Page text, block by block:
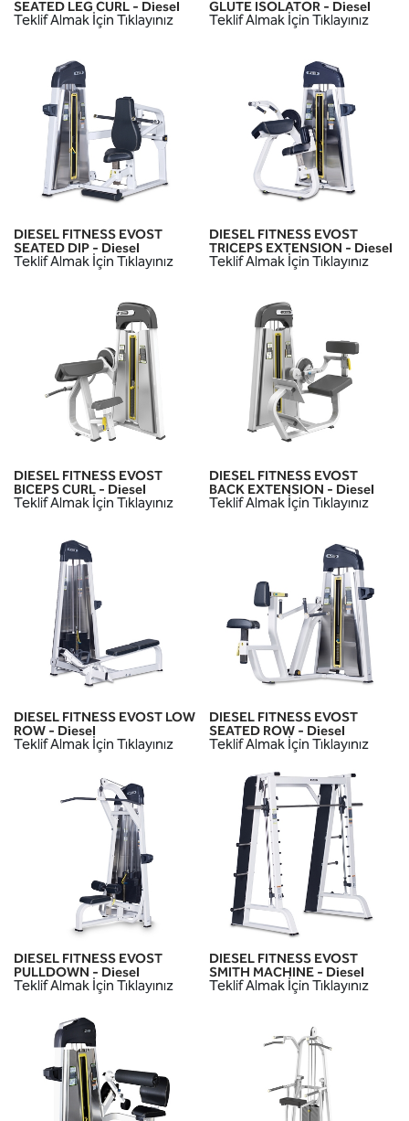
SEATED LEG CURL - Diesel
Teklif Almak İçin Tıklayınız
GLUTE ISOLATOR - Diesel
Teklif Almak İçin Tıklayınız
DIESEL FITNESS EVOST
SEATED DIP - Diesel
Teklif Almak İçin Tıklayınız
DIESEL FITNESS EVOST
TRICEPS EXTENSION - Diesel
Teklif Almak İçin Tıklayınız
DIESEL FITNESS EVOST
BICEPS CURL - Diesel
Teklif Almak İçin Tıklayınız
DIESEL FITNESS EVOST
BACK EXTENSION - Diesel
Teklif Almak İçin Tıklayınız
DIESEL FITNESS EVOST LOW
ROW - Diesel
Teklif Almak İçin Tıklayınız
DIESEL FITNESS EVOST
SEATED ROW - Diesel
Teklif Almak İçin Tıklayınız
DIESEL FITNESS EVOST
PULLDOWN - Diesel
Teklif Almak İçin Tıklayınız
DIESEL FITNESS EVOST
SMITH MACHINE - Diesel
Teklif Almak İçin Tıklayınız